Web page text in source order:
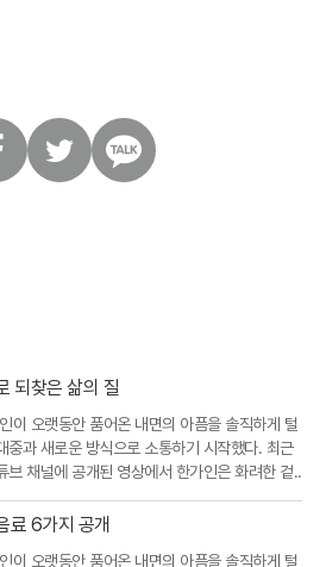
되찾은 삶의 질
이 오랫동안 품어온 내면의 아픔을 솔직하게 털
중과 새로운 방식으로 소통하기 시작했다. 최근
브 채널에 공개된 영상에서 한가인은 화려한 겉..
료 6가지 공개
이 오랫동안 품어온 내면의 아픔을 솔직하게 털